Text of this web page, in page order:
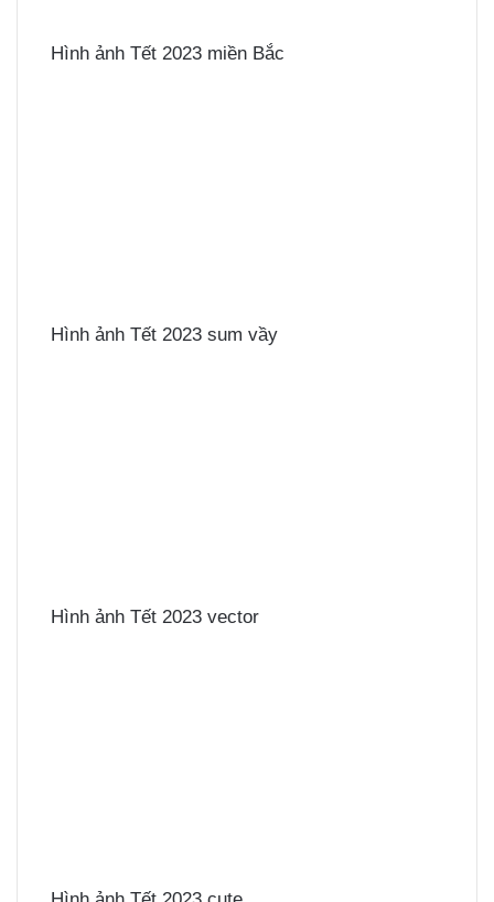
Hình ảnh Tết 2023 miền Bắc
Hình ảnh Tết 2023 sum vầy
Hình ảnh Tết 2023 vector